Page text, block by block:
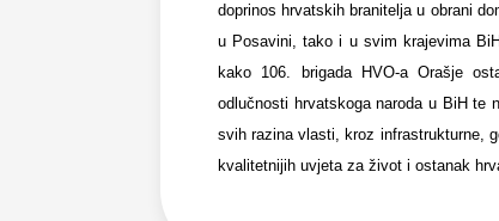
doprinos hrvatskih branitelja u obrani
u Posavini, tako i u svim krajevima
kako 106. brigada HVO-a Orašje
odlučnosti hrvatskoga naroda u BiH te
svih razina vlasti, kroz infrastrukturne,
kvalitetnijih uvjeta za život i ostanak